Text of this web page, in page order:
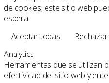
de cookies, este sitio web
espera.
Aceptar todas
Analytics
Herramientas que se utilizan
efectividad del sitio web y